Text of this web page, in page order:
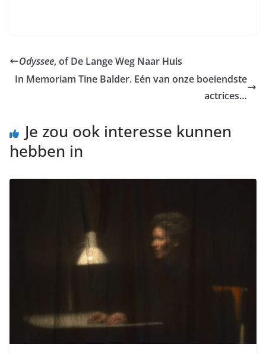
Odyssee, of De Lange Weg Naar Huis
In Memoriam Tine Balder. Eén van onze boeiendste
actrices…
Je zou ook interesse kunnen
hebben in